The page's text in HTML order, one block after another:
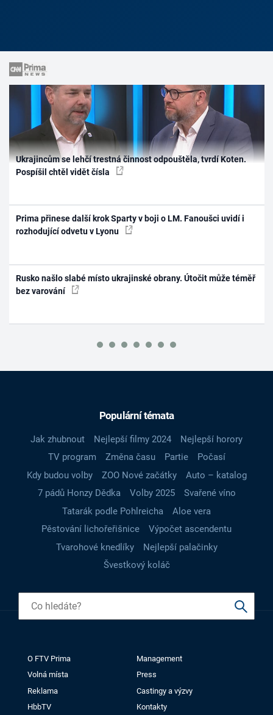
Ukrajincům se lehčí trestná činnost odpouštěla, tvrdí Koten.
Pospíšil chtěl vidět čísla
Prima přinese další krok Sparty v boji o LM. Fanoušci uvidí i
rozhodující odvetu v Lyonu
Rusko našlo slabé místo ukrajinské obrany. Útočit může téměř
bez varování
Populární témata
Jak zhubnout Nejlepší filmy 2024
Nejlepší horory
TV program
Změna času Partie
Počasí
Kdy budou volby
ZOO Nové začátky
Auto – katalog
7 pádů Honzy Dědka
Volby 2025
Svařené víno
Tatarák podle Pohlreicha
Aloe vera
Pěstování lichořeřišnice
Výpočet ascendentu
Tvarohové knedlíky
Nejlepší palačinky
Švestkový koláč
O FTV Prima
Management
Volná místa
Press
Reklama
Castingy a výzvy
HbbTV
Kontakty